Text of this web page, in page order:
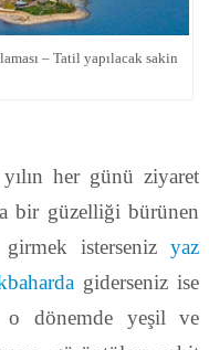
– Tatil yapılacak sakin
her günü ziyaret
bir güzelliği bürünen
istersenizyaz
giderseniz ise
o dönemde yeşil ve